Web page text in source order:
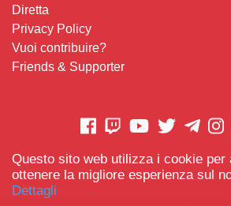
Questo sito web utilizza i cookie per
ottenere la migliore esperienza sul
Dettagli
Diretta
Privacy Policy
Vuoi contribuire?
Friends & Supporter
CONTATTACI